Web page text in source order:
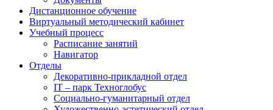
Дистанционное обучение
Виртуальный методический кабинет
Учебный процесс
Расписание занятий
Навигатор
Отделы
Декоративно-прикладной отдел
IT – парк Техноглобус
Социально-гуманитарный отдел